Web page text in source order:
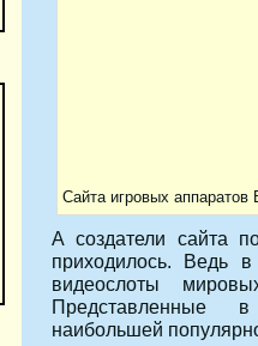
Сайта игровых
А создатели сайта
приходилось. Ведь
видеослоты
Представленные
наибольшей